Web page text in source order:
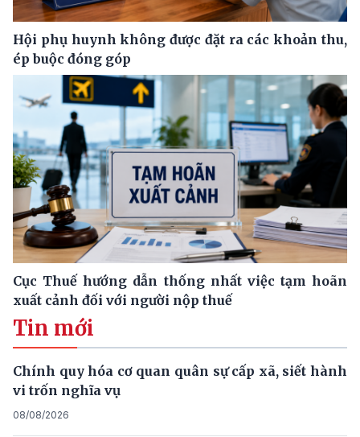
Hội phụ huynh không được đặt ra các khoản thu,
ép buộc đóng góp
Cục Thuế hướng dẫn thống nhất việc tạm hoãn
xuất cảnh đối với người nộp thuế
Tin mới
Chính quy hóa cơ quan quân sự cấp xã, siết hành
vi trốn nghĩa vụ
08/08/2026